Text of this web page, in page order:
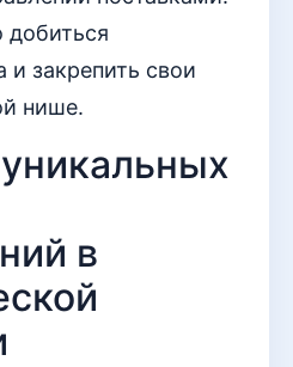
и закрепить свои
нише.
в